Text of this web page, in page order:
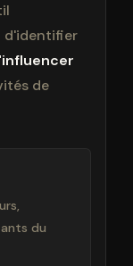
d'identifier
de
du